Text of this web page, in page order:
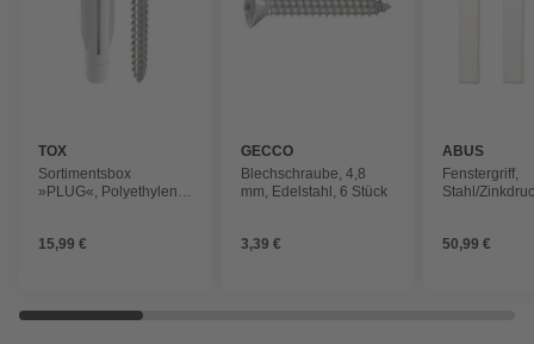
TOX
Sortimentsbox
»PLUG«, Polyethylen
15,99 €
GECCO
Blechschraube, 4,8
mm, Edelstahl, 6 Stück
3,39 €
ABUS
Fenstergriff,
Stahl/
50,99 €